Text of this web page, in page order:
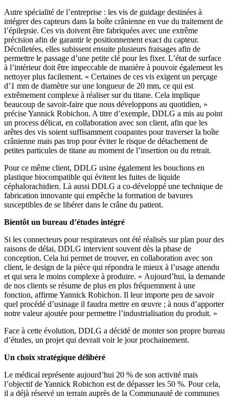
Autre spécialité de l’entreprise : les vis de guidage destinées à
intégrer des capteurs dans la boîte crânienne en vue du traitement de
l’épilepsie. Ces vis doivent être fabriquées avec une extrême
précision afin de garantir le positionnement exact du capteur.
Décolletées, elles subissent ensuite plusieurs fraisages afin de
permettre le passage d’une petite clé pour les fixer. L’état de surface
à l’intérieur doit être impeccable de manière à pouvoir également les
nettoyer plus facilement. « Certaines de ces vis exigent un perçage
d’1 mm de diamètre sur une longueur de 20 mm, ce qui est
extrêmement complexe à réaliser sur du titane. Cela implique
beaucoup de savoir-faire que nous développons au quotidien, »
précise Yannick Robichon. A titre d’exemple, DDLG a mis au point
un process délicat, en collaboration avec son client, afin que les
arêtes des vis soient suffisamment coupantes pour traverser la boîte
crânienne mais pas trop pour éviter le risque de détachement de
petites particules de titane au moment de l’insertion ou du retrait.
Pour ce même client, DDLG usine également les bouchons en
plastique biocompatible qui évitent les fuites de liquide
céphalorachidien. Là aussi DDLG a co-développé une technique de
fabrication innovante qui empêche la formation de bavures
susceptibles de se libérer dans le crâne du patient.
Bientôt un bureau d’études intégré
Si les connecteurs pour respirateurs ont été réalisés sur plan pour des
raisons de délai, DDLG intervient souvent dès la phase de
conception. Cela lui permet de trouver, en collaboration avec son
client, le design de la pièce qui répondra le mieux à l’usage attendu
et qui sera le moins complexe à produire. « Aujourd’hui, la demande
de nos clients se résume de plus en plus fréquemment à une
fonction, affirme Yannick Robichon. Il leur importe peu de savoir
quel procédé d’usinage il faudra mettre en œuvre ; à nous d’apporter
notre valeur ajoutée pour permettre l’industrialisation du produit. »
Face à cette évolution, DDLG a décidé de monter son propre bureau
d’études, un projet qui devrait voir le jour prochainement.
Un choix stratégique délibéré
Le médical représente aujourd’hui 20 % de son activité mais
l’objectif de Yannick Robichon est de dépasser les 50 %. Pour cela,
il a déjà réservé un terrain auprès de la Communauté de communes